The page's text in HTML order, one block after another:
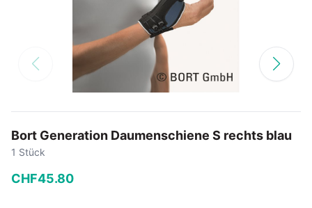
Bort Generation Daumenschiene S rechts blau
1 Stück
CHF45.80